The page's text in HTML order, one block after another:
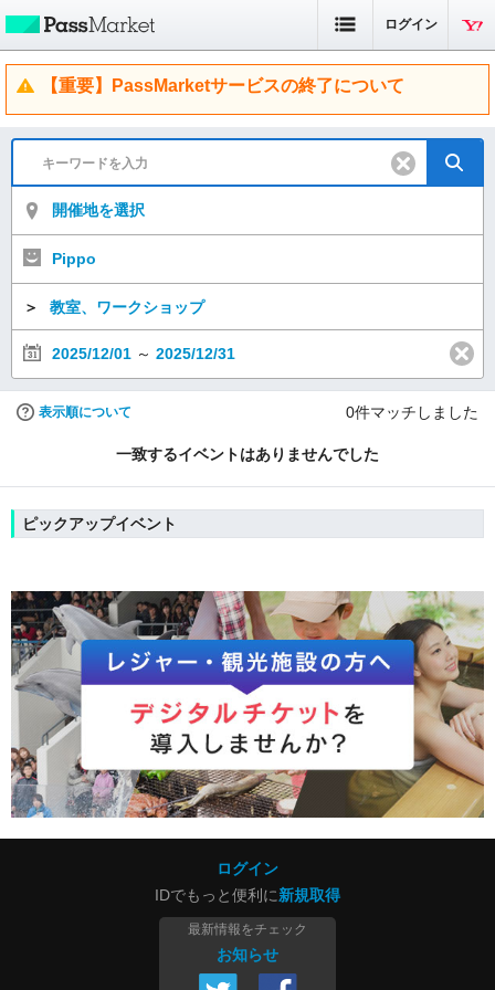
ログイン
【重要】PassMarketサービスの終了について
開催地を選択
Pippo
＞ 教室、ワークショップ
2025/12/01 ～ 2025/12/31
表示順について 0件マッチしました
一致するイベントはありませんでした
ピックアップイベント
ログイン
IDでもっと便利に新規取得
最新情報をチェック
お知らせ